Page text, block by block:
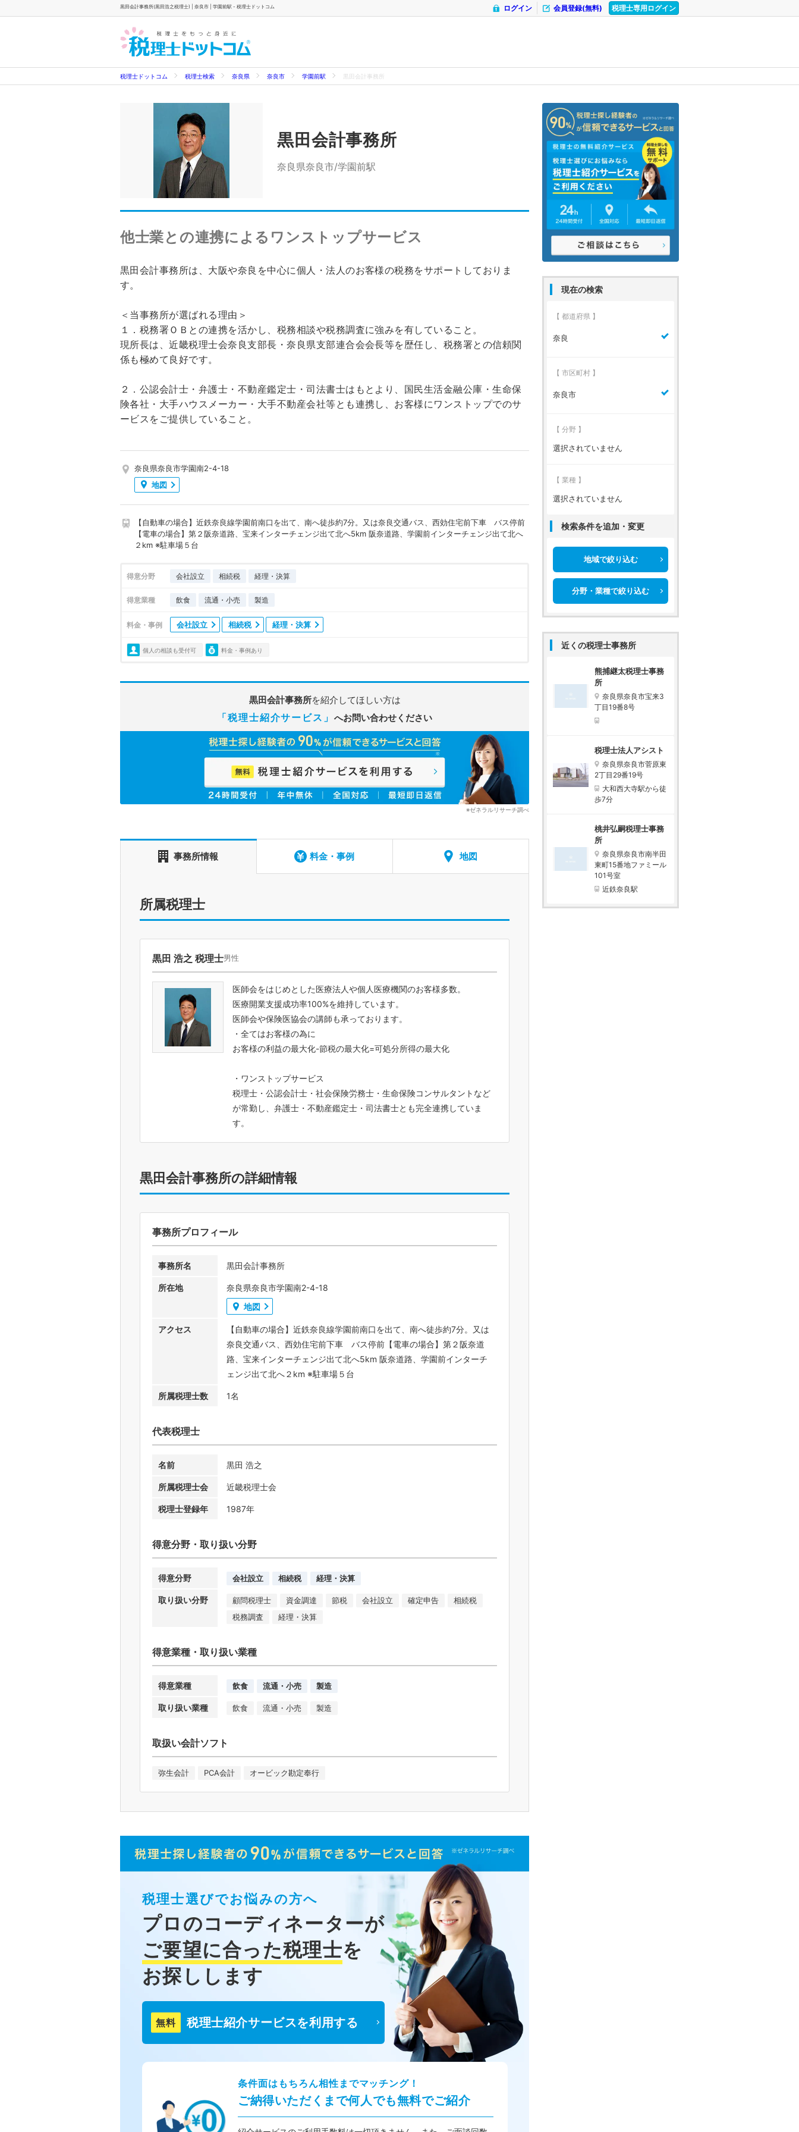
黒田会計事務所(黒田浩之税理士) | 奈良市 | 学園前駅 - 税理士ドットコム 税理士専用ログイン
会員登録(無料)
ログイン
税理士ドットコム 税理士検索 奈良県 奈良市 学園前駅 黒田会計事務所
現在の検索
【 都道府県 】
奈良
【 市区町村 】
奈良市
【 分野 】
選択されていません
【 業種 】
選択されていません
検索条件を追加・変更
地域で絞り込む
分野・業種で絞り込む
近くの税理士事務所
熊捕継太税理士事務
所
奈良県奈良市宝来3
丁目19番8号
税理士法人アシスト
奈良県奈良市菅原東
2丁目29番19号
大和西大寺駅から徒
歩7分
桃井弘嗣税理士事務
所
奈良県奈良市南半田
東町15番地ファミール
101号室
近鉄奈良駅
黒田会計事務所
奈良県奈良市/学園前駅
他士業との連携によるワンストップサービス
黒田会計事務所は、大阪や奈良を中心に個人・法人のお客様の税務をサポートしておりま
す。
＜当事務所が選ばれる理由＞
１．税務署ＯＢとの連携を活かし、税務相談や税務調査に強みを有していること。
現所長は、近畿税理士会奈良支部長・奈良県支部連合会会長等を歴任し、税務署との信頼関
係も極めて良好です。
２．公認会計士・弁護士・不動産鑑定士・司法書士はもとより、国民生活金融公庫・生命保
険各社・大手ハウスメーカー・大手不動産会社等とも連携し、お客様にワンストップでのサ
ービスをご提供していること。
奈良県奈良市学園南2-4-18
地図
【自動車の場合】近鉄奈良線学園前南口を出て、南へ徒歩約7分。又は奈良交通バス、西効住宅前下車 バス停前
【電車の場合】第２阪奈道路、宝来インターチェンジ出て北へ5km 阪奈道路、学園前インターチェンジ出て北へ
２km ※駐車場５台
得意分野 会社設立 相続税 経理・決算
得意業種 飲食 流通・小売 製造
料金・事例 会社設立 相続税 経理・決算
個人の相談も受付可 料金・事例あり
黒田会計事務所を紹介してほしい方は
「税理士紹介サービス」へお問い合わせください
※ゼネラルリサーチ調べ
事務所情報 料金・事例 地図
所属税理士
黒田 浩之 税理士男性
医師会をはじめとした医療法人や個人医療機関のお客様多数。
医療開業支援成功率100%を維持しています。
医師会や保険医協会の講師も承っております。
・全てはお客様の為に
お客様の利益の最大化-節税の最大化=可処分所得の最大化
・ワンストップサービス
税理士・公認会計士・社会保険労務士・生命保険コンサルタントなど
が常勤し、弁護士・不動産鑑定士・司法書士とも完全連携していま
す。
黒田会計事務所の詳細情報
事務所プロフィール
事務所名 黒田会計事務所
所在地
奈良県奈良市学園南2-4-18
地図
アクセス
【自動車の場合】近鉄奈良線学園前南口を出て、南へ徒歩約7分。又は
奈良交通バス、西効住宅前下車 バス停前【電車の場合】第２阪奈道
路、宝来インターチェンジ出て北へ5km 阪奈道路、学園前インターチ
ェンジ出て北へ２km ※駐車場５台
所属税理士数 1名
代表税理士
名前 黒田 浩之
所属税理士会 近畿税理士会
税理士登録年 1987年
得意分野・取り扱い分野
得意分野 会社設立 相続税 経理・決算
取り扱い分野 顧問税理士 資金調達 節税 会社設立 確定申告
相続税
税務調査
経理・決算
得意業種・取り扱い業種
得意業種 飲食 流通・小売 製造
取り扱い業種 飲食 流通・小売 製造
取扱い会計ソフト
弥生会計 PCA会計 オービック勘定奉行
税理士選びでお悩みの方へ
プロのコーディネーターが
ご要望に合った税理士を
お探しします
無料 税理士紹介サービスを利用する
条件面はもちろん相性までマッチング！
ご納得いただくまで何人でも無料でご紹介